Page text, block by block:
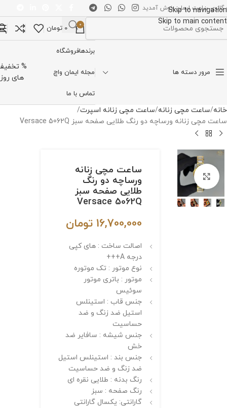
Skip to navigation
Skip to main content
گالری ساعت ایمان خوش آمدید
0
0 تومان
مرور دسته ها
برندهافروشگاه
مجله ایمان واچ
تماس با ما
%
های روز
خانه ساعت مچی زنانه ساعت مچی زنانه اسپرت
ساعت مچی زنانه ورساچه دو رنگ طلایی صفحه سبز Versace 5062Q
برای بزرگنمایی کلیک کنیدساعت مچی زنانه
ورساچه دو رنگ
طلایی صفحه سبز
Versace 5062Q
16,700,000 تومان
اصالت ساخت : های کپی
درجه A+++
نوع موتور : تک موتوره
موتور : باتری موتور
سوئیس
جنس قاب : استینلس
استیل ضد زنگ و ضد
حساسیت
جنس شیشه : سافایر ضد
خش
جنس بند : استینلس استیل
ضد زنگ و ضد حساسیت
رنگ بدنه : طلایی نقره ای
رنگ صفحه : سبز
گارانتی: یکسال گارانتی